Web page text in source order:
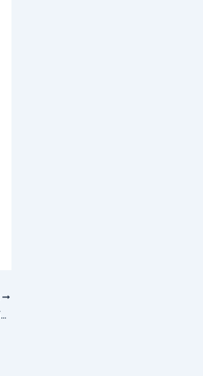
Creada el aula de formación «María Madre de la Iglesia»